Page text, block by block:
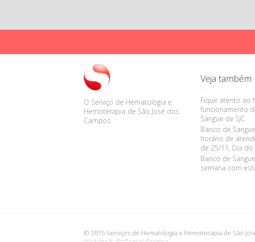
O Serviço de Hematologia e
Hemoterapia de São José dos
Campos.
Veja também
Fique atento ao
funcionamento
Sangue de SJC
Banco de
horário de
de 25/11, Dia
Banco de
semana com
© 2015 Serviços de Hematologia e Hemoterapia de São